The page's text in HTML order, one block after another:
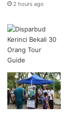
2 hours ago